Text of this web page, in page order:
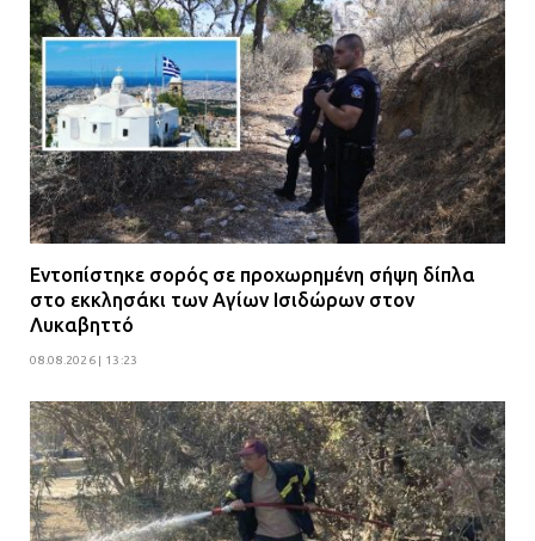
Εντοπίστηκε σορός σε προχωρημένη σήψη δίπλα
στο εκκλησάκι των Αγίων Ισιδώρων στον
Λυκαβηττό
08.08.2026 | 13:23